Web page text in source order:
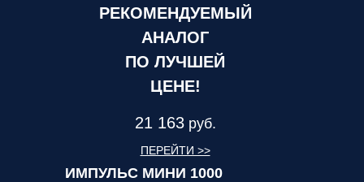
РЕКОМЕНДУЕМЫЙ
АНАЛОГ
ПО ЛУЧШЕЙ
ЦЕНЕ!
21 163 руб.
ПЕРЕЙТИ >>
ИМПУЛЬС МИНИ 1000